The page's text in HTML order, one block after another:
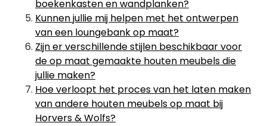
boekenkasten en wandplanken?
Kunnen jullie mij helpen met het ontwerpen
van een loungebank op maat?
Zijn er verschillende stijlen beschikbaar voor
de op maat gemaakte houten meubels die
jullie maken?
Hoe verloopt het proces van het laten maken
van andere houten meubels op maat bij
Horvers & Wolfs?